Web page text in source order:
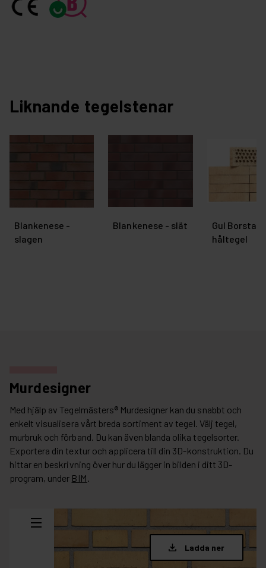
Liknande tegelstenar
Blankenese -
slagen
Blankenese - slät
Gul Borstad
håltegel
Murdesigner
Med hjälp av Tegelmästers® Murdesigner kan du snabbt och
enkelt visualisera vårt breda sortiment av tegel. Välj tegel,
murbruk och förband. Du kan även blanda olika tegelsorter.
Exportera din textur och applicera till din 3D-konstruktion. Du
hittar en beskrivning över hur du lägger in bilden i ditt 3D-
program, under BIM.